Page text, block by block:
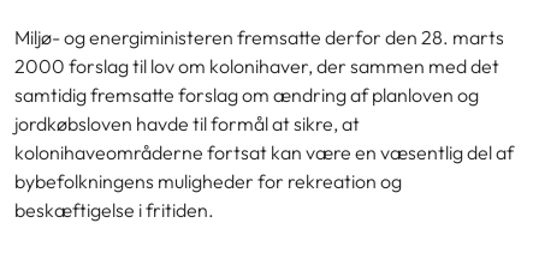
Miljø- og energiministeren fremsatte derfor den 28. marts
2000 forslag til lov om kolonihaver, der sammen med det
samtidig fremsatte forslag om ændring af planloven og
jordkøbsloven havde til formål at sikre, at
kolonihaveområderne fortsat kan være en væsentlig del af
bybefolkningens muligheder for rekreation og
beskæftigelse i fritiden.